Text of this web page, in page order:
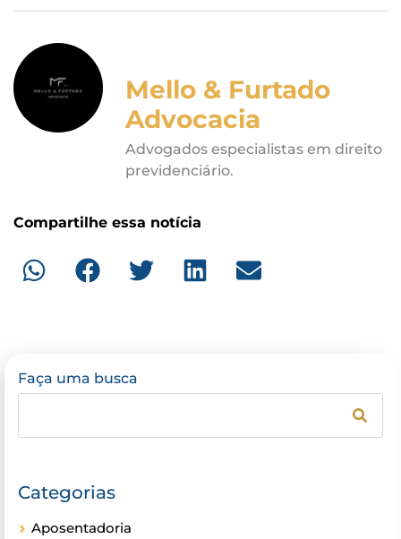
Mello & Furtado
Advocacia
Advogados especialistas em direito
previdenciário.
Compartilhe essa notícia
Faça uma busca
Categorias
Aposentadoria